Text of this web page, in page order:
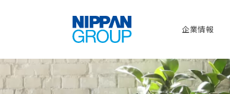
企業情報